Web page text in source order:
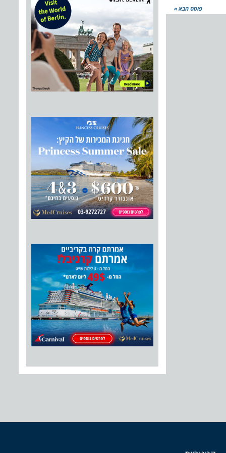
פוסט הבא »